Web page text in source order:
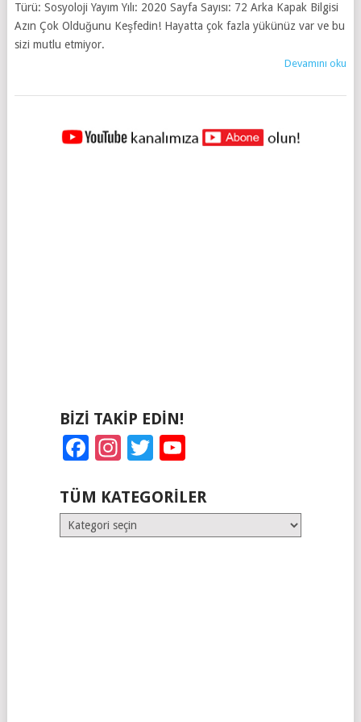
Türü: Sosyoloji Yayım Yılı: 2020 Sayfa Sayısı: 72 Arka Kapak Bilgisi
Azın Çok Olduğunu Keşfedin! Hayatta çok fazla yükünüz var ve bu
sizi mutlu etmiyor.
Devamını oku
YAZILAR
BIZI TAKIP EDIN!
Facebook
Instagram
Twitter
TÜM KATEGORILER
Tüm
Kategoriler